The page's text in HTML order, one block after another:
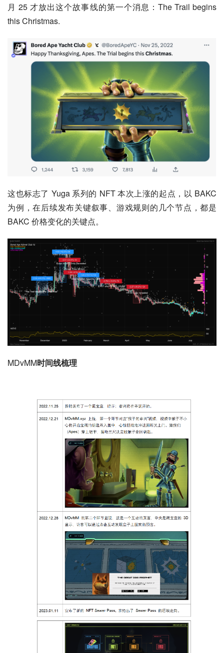
月 25 才放出这个故事线的第一个消息：The Trail begins
this Christmas.
这也标志了 Yuga 系列的 NFT 本次上涨的起点，以 BAKC
为例，在后续发布关键叙事、游戏规则的几个节点，都是
BAKC 价格变化的关键点。
MDvMM时间线梳理